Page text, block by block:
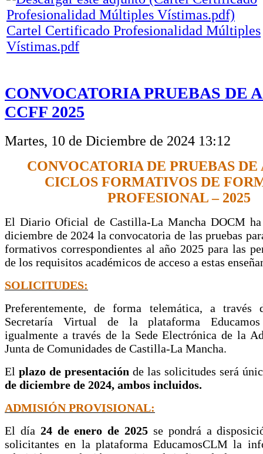
Cartel Certificado Profesionalidad Múltiples
Vístimas.pdf
CONVOCATORIA PRUEBAS DE
CCFF 2025
Martes, 10 de Diciembre de 2024 13:12
CONVOCATORIA DE PRUEBAS DE
CICLOS FORMATIVOS DE
PROFESIONAL – 2025
El Diario Oficial de Castilla-La Mancha DOCM
diciembre de 2024 la convocatoria de las pruebas
formativos correspondientes al año 2025 para las
de los requisitos académicos de acceso a estas
SOLICITUDES:
Preferentemente, de forma telemática, a
Secretaría Virtual de la plataforma
igualmente a través de la Sede Electrónica de la
Junta de Comunidades de Castilla-La Mancha.
El plazo de presentación de las solicitudes será
de diciembre de 2024, ambos incluidos.
ADMISIÓN PROVISIONAL:
El día 24 de enero de 2025 se pondrá a
solicitantes en la plataforma EducamosCLM la